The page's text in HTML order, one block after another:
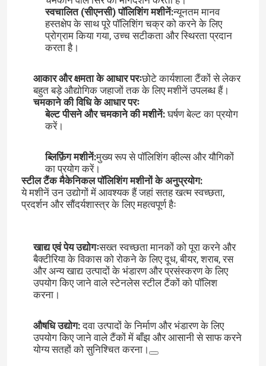
कारखाने का दौरा
गुणवत्ता नियंत्रण
हमसे संपर्क करें
मामले
टैंक पॉलिशिंग मशीन
डिश एंड पॉलिशिंग मशीन
सीएनसी पॉलिशिंग मशीन
स्वचालित (सीएनसी) पॉलिशिंग मशीनें:न्यूनतम मानव
हस्तक्षेप के साथ पूरे पॉलिशिंग चक्र को करने के लिए
प्रोग्राम किया गया, उच्च सटीकता और स्थिरता प्रदान
करता है।
आकार और क्षमता के आधार परःछोटे कार्यशाला टैंकों से लेकर
बहुत बड़े औद्योगिक जहाजों तक के लिए मशीनें उपलब्ध हैं।
चमकाने की विधि के आधार परः
बेल्ट पीसने और चमकाने की मशीनें: घर्षण बेल्ट का प्रयोग
करें।
ब्लिफ़िंग मशीनें:मुख्य रूप से पॉलिशिंग व्हील्स और यौगिकों
का प्रयोग करें।
स्टील टैंक मैकेनिकल पॉलिशिंग मशीनों के अनुप्रयोग:
ये मशीनें उन उद्योगों में आवश्यक हैं जहां सतह खत्म स्वच्छता,
प्रदर्शन और सौंदर्यशास्त्र के लिए महत्वपूर्ण हैः
खाद्य एवं पेय उद्योगःसख्त स्वच्छता मानकों को पूरा करने और
बैक्टीरिया के विकास को रोकने के लिए दूध, बीयर, शराब, रस
और अन्य खाद्य उत्पादों के भंडारण और प्रसंस्करण के लिए
उपयोग किए जाने वाले स्टेनलेस स्टील टैंकों को पॉलिश
करना।
औषधि उद्योग: दवा उत्पादों के निर्माण और भंडारण के लिए
उपयोग किए जाने वाले टैंकों में बाँझ और आसानी से साफ करने
योग्य सतहों को सुनिश्चित करना।